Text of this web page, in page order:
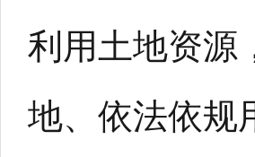
利用土地资源
地、依法依规